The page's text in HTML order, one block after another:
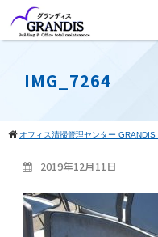
IMG_7264
オフィス清掃管理センター GRANDIS
2019年12月11日